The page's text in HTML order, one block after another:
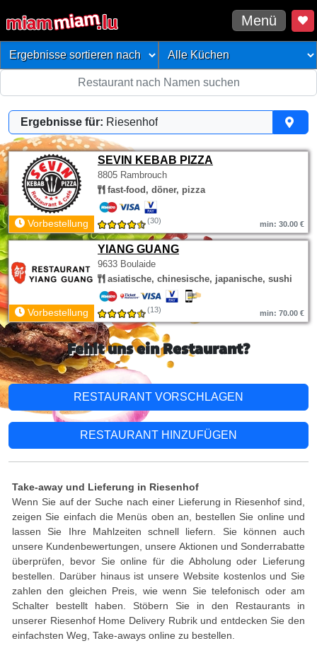
Menü
Ergebnisse für: Riesenhof
SEVIN KEBAB PIZZA
8805 Rambrouch
fast-food, döner, pizza
Vorbestellung (30) min: 30.00 €
YIANG GUANG
9633 Boulaide
asiatische, chinesische, japanische, sushi
Vorbestellung (13) min: 70.00 €
Fehlt uns ein Restaurant?
RESTAURANT VORSCHLAGEN
RESTAURANT HINZUFÜGEN
Take-away und Lieferung in Riesenhof
Wenn Sie auf der Suche nach einer Lieferung in Riesenhof sind,
zeigen Sie einfach die Menüs oben an, bestellen Sie online und
lassen Sie Ihre Mahlzeiten schnell liefern. Sie können auch
unsere Kundenbewertungen, unsere Aktionen und Sonderrabatte
überprüfen, bevor Sie online für die Abholung oder Lieferung
bestellen. Darüber hinaus ist unsere Website kostenlos und Sie
zahlen den gleichen Preis, wie wenn Sie telefonisch oder am
Schalter bestellt haben. Stöbern Sie in den Restaurants in
unserer Riesenhof Home Delivery Rubrik und entdecken Sie den
einfachsten Weg, Take-aways online zu bestellen.